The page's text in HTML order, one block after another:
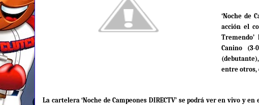
‘Noche de
acción el
Tremendo’
Canino (3-
entre otros,
La cartelera ‘Noche de Campeones DIRECTV’ se podrá ver en vivo y